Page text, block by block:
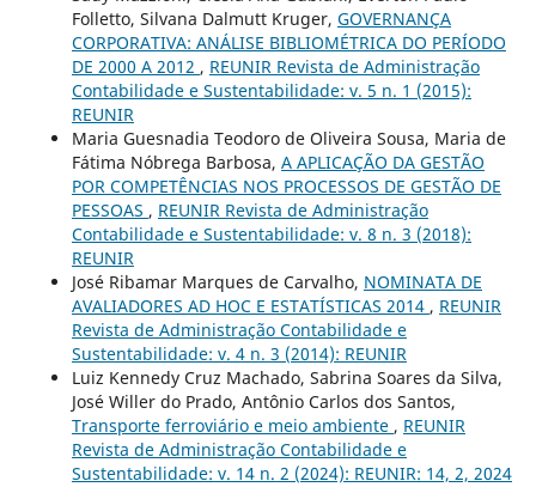
Folletto, Silvana Dalmutt Kruger, GOVERNANÇA
CORPORATIVA: ANÁLISE BIBLIOMÉTRICA DO PERÍODO
DE 2000 A 2012 , REUNIR Revista de Administração
Contabilidade e Sustentabilidade: v. 5 n. 1 (2015):
REUNIR
Maria Guesnadia Teodoro de Oliveira Sousa, Maria de
Fátima Nóbrega Barbosa, A APLICAÇÃO DA GESTÃO
POR COMPETÊNCIAS NOS PROCESSOS DE GESTÃO DE
PESSOAS , REUNIR Revista de Administração
Contabilidade e Sustentabilidade: v. 8 n. 3 (2018):
REUNIR
José Ribamar Marques de Carvalho, NOMINATA DE
AVALIADORES AD HOC E ESTATÍSTICAS 2014 , REUNIR
Revista de Administração Contabilidade e
Sustentabilidade: v. 4 n. 3 (2014): REUNIR
Luiz Kennedy Cruz Machado, Sabrina Soares da Silva,
José Willer do Prado, Antônio Carlos dos Santos,
Transporte ferroviário e meio ambiente , REUNIR
Revista de Administração Contabilidade e
Sustentabilidade: v. 14 n. 2 (2024): REUNIR: 14, 2, 2024